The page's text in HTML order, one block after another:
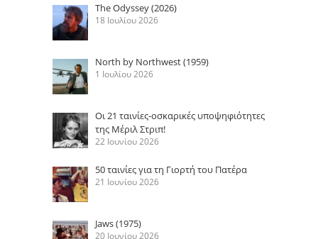
The Odyssey (2026)
18 Ιουλίου 2026
North by Northwest (1959)
1 Ιουλίου 2026
Οι 21 ταινίες-οσκαρικές υποψηφιότητες
της Μέριλ Στριπ!
22 Ιουνίου 2026
50 ταινίες για τη Γιορτή του Πατέρα
21 Ιουνίου 2026
Jaws (1975)
20 Ιουνίου 2026